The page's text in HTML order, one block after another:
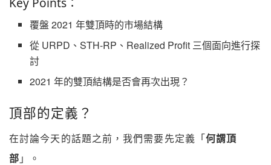
覆盤 2021 年雙頂時的市場結構
從 URPD、STH-RP、Realized Profit 三個面向進行探
討
2021 年的雙頂結構是否會再次出現？
頂部的定義？
在討論今天的話題之前，我們需要先定義「 何謂頂
部 」。